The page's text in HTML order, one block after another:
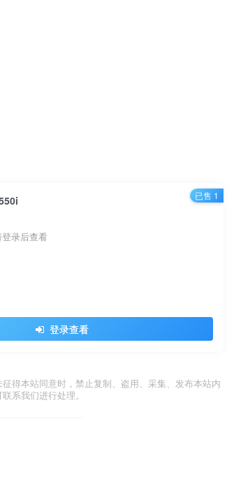
录后查看
登录查看
已售 1
得本站同意时，禁止复制、盗用、采集、发布本站内
系我们进行处理。